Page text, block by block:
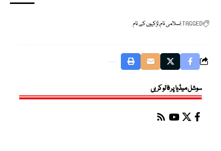
TAGGED:اسلامی ناملڑکیوں کے نام
سوشل میڈیا پر فالو کریں